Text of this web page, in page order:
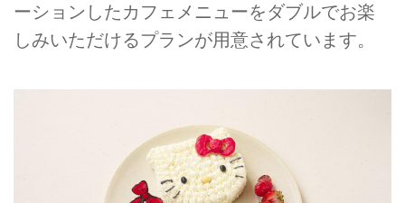
ーションしたカフェメニューをダブルでお楽
しみいただけるプランが用意されています。